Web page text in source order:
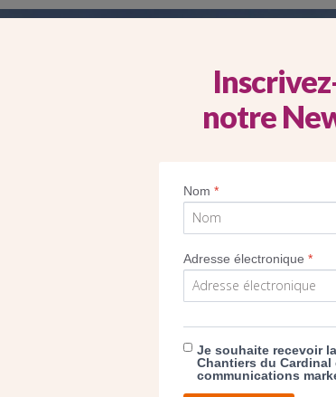
notre
Nom*
Adresse électronique*
Je souhaite recevoir
Chantiers du Cardinal
communications